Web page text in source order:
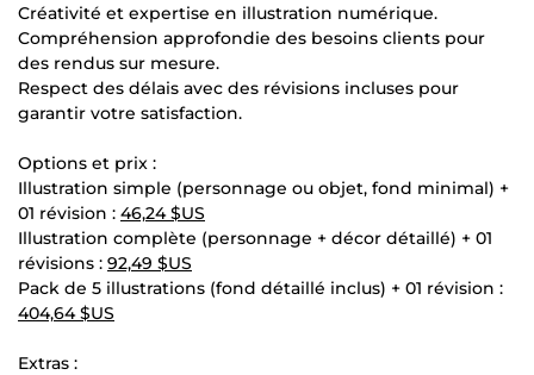
Créativité et expertise en illustration numérique.
Compréhension approfondie des besoins clients pour
des rendus sur mesure.
Respect des délais avec des révisions incluses pour
garantir votre satisfaction.
Options et prix :
Illustration simple (personnage ou objet, fond minimal) +
01 révision : 46,24 $US
Illustration complète (personnage + décor détaillé) + 01
révisions : 92,49 $US
Pack de 5 illustrations (fond détaillé inclus) + 01 révision :
404,64 $US
Extras :